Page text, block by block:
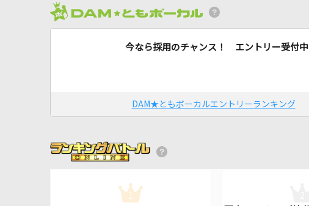
今なら採用のチャンス！ エントリー受付中
DAM★ともボーカルエントリーランキング
1